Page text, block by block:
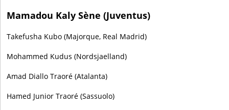
Mamadou Kaly Sène (Juventus)
Takefusha Kubo (Majorque, Real Madrid)
Mohammed Kudus (Nordsjaelland)
Amad Diallo Traoré (Atalanta)
Hamed Junior Traoré (Sassuolo)